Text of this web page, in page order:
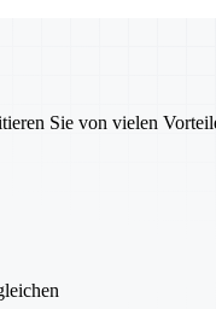
Sie von vielen